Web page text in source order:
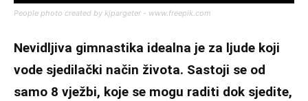
People photo created by kjpargeter - www.freepik.com
Nevidljiva gimnastika idealna je za ljude koji
vode sjedilački način života. Sastoji se od
samo 8 vježbi, koje se mogu raditi dok sjedite,